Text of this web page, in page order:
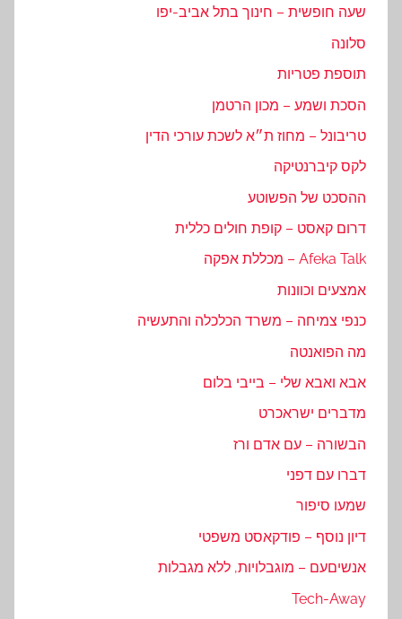
שעה חופשית – חינוך בתל אביב-יפו
סלונה
תוספת פטריות
הסכת ושמע – מכון הרטמן
טריבונל – מחוז ת״א לשכת עורכי הדין
לקס קיברנטיקה
ההסכט של הפשוטע
דרום קאסט – קופת חולים כללית
Afeka Talk – מכללת אפקה
אמצעים וכוונות
כנפי צמיחה – משרד הכלכלה והתעשיה
מה הפואנטה
אבא ואבא שלי – בייבי בלום
מדברים ישראכרט
הבשורה – עם אדם ורז
דברו עם דפני
שמעו סיפור
דיון נוסף – פודקאסט משפטי
אנשיםעם – מוגבלויות, ללא מגבלות
Tech-Away